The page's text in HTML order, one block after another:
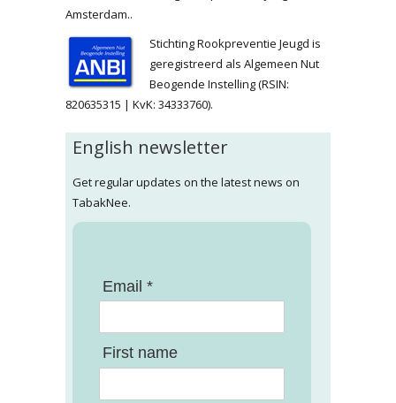
Amsterdam..
Stichting Rookpreventie Jeugd is
geregistreerd als Algemeen Nut
Beogende Instelling (RSIN:
820635315 | KvK: 34333760).
English newsletter
Get regular updates on the latest news on
TabakNee.
Email *
First name